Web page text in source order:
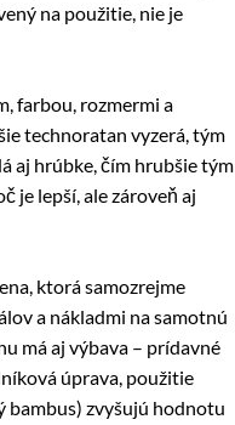
na použitie, nie je
farbou, rozmermi a
technoratan vyzerá, tým
aj hrúbke, čím hrubšie tým
je lepší, ale zároveň aj
ktorá samozrejme
a nákladmi na samotnú
má aj výbava – prídavné
úprava, použitie
bambus) zvyšujú hodnotu